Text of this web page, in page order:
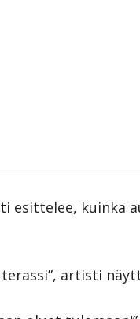
esittelee, kuinka
artisti